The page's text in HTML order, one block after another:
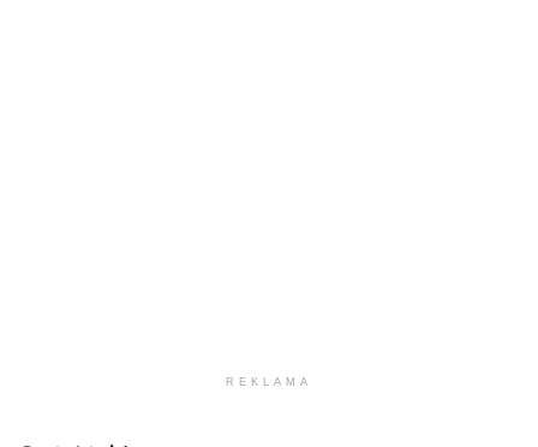
REKLAMA